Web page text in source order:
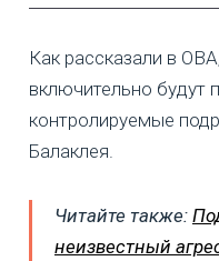
Как рассказали в
включительно будут
контролируемые
Балаклея.
Читайте также:
неизвестный